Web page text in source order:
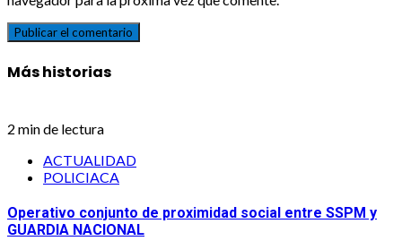
Más historias
2 min de lectura
ACTUALIDAD
POLICIACA
Operativo conjunto de proximidad social entre SSPM y
GUARDIA NACIONAL